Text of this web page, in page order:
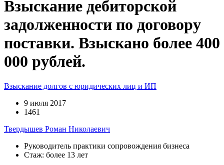
Взыскание дебиторской
задолженности по договору
поставки. Взыскано более 400
000 рублей.
Взыскание долгов с юридических лиц и ИП
9 июля 2017
1461
Твердышев Роман Николаевич
Руководитель практики сопровождения бизнеса
Стаж: более 13 лет